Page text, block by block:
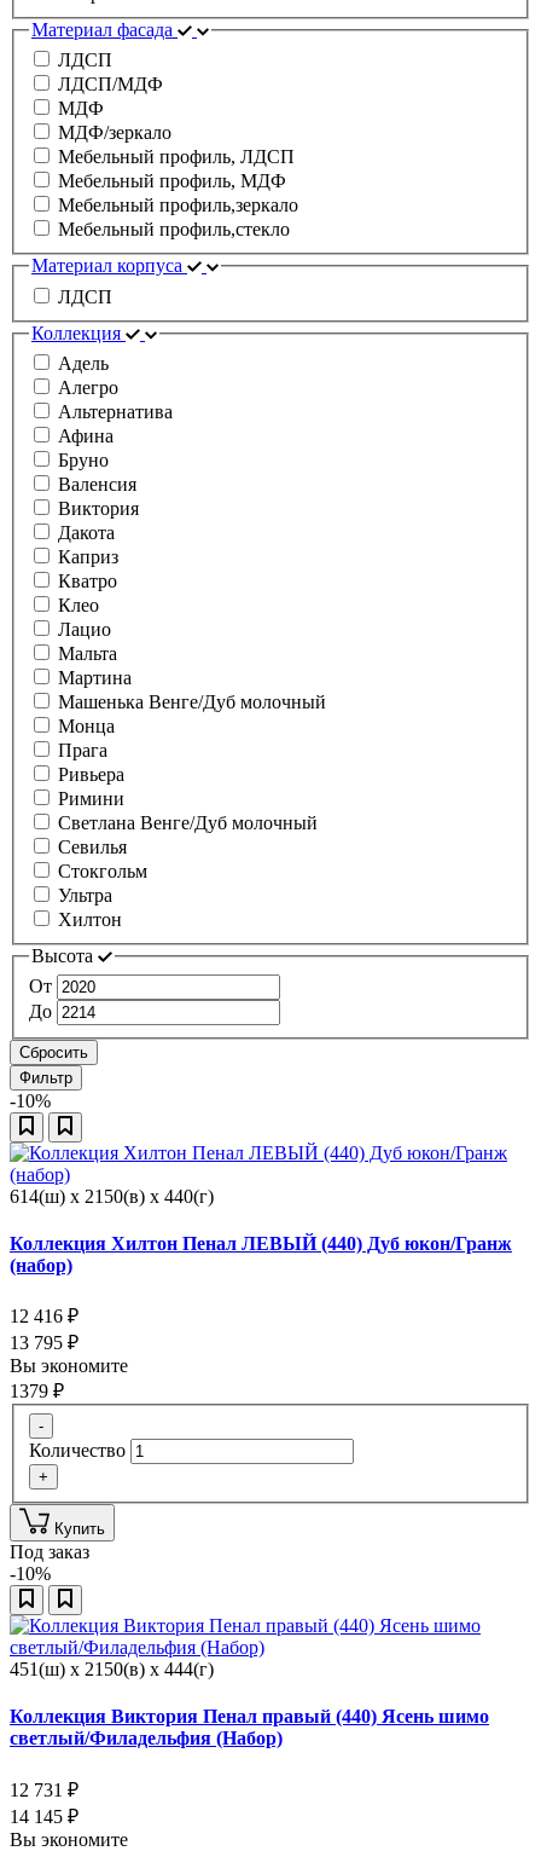
Материал фасада
ЛДСП
ЛДСП/МДФ
МДФ
МДФ/зеркало
Мебельный профиль, ЛДСП
Мебельный профиль, МДФ
Мебельный профиль,зеркало
Мебельный профиль,стекло
Материал корпуса
ЛДСП
Коллекция
Адель
Алегро
Альтернатива
Афина
Бруно
Валенсия
Виктория
Дакота
Каприз
Кватро
Клео
Лацио
Мальта
Мартина
Машенька Венге/Дуб молочный
Монца
Прага
Ривьера
Римини
Светлана Венге/Дуб молочный
Севилья
Стокгольм
Ультра
Хилтон
Высота
От
До
Сбросить
Фильтр
-10%
614(ш) x 2150(в) x 440(г)
Коллекция Хилтон Пенал ЛЕВЫЙ (440) Дуб юкон/Гранж
(набор)
12 416 ₽
13 795 ₽
Вы экономите
1379 ₽
-
Количество
+
Купить
Под заказ
-10%
451(ш) x 2150(в) x 444(г)
Коллекция Виктория Пенал правый (440) Ясень шимо
светлый/Филадельфия (Набор)
12 731 ₽
14 145 ₽
Вы экономите